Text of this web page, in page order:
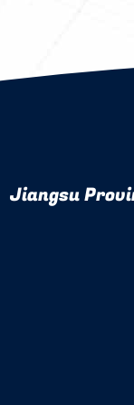
Jiangsu